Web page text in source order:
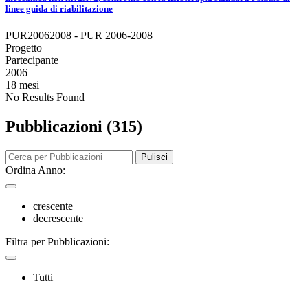
linee guida di riabilitazione
PUR20062008 - PUR 2006-2008
Progetto
Partecipante
2006
18 mesi
No Results Found
Pubblicazioni (315)
Pulisci
Ordina Anno:
crescente
decrescente
Filtra per Pubblicazioni:
Tutti